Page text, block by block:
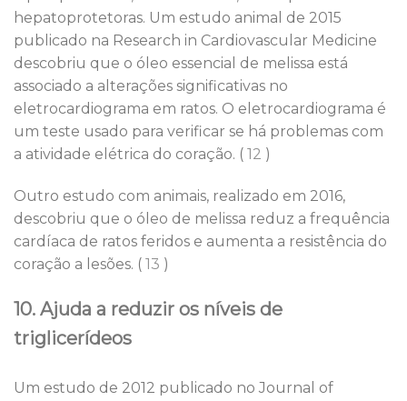
hepatoprotetoras. Um estudo animal de 2015
publicado na Research in Cardiovascular Medicine
descobriu que o óleo essencial de melissa está
associado a alterações significativas no
eletrocardiograma em ratos. O eletrocardiograma é
um teste usado para verificar se há problemas com
a atividade elétrica do coração. ( 12 )
Outro estudo com animais, realizado em 2016,
descobriu que o óleo de melissa reduz a frequência
cardíaca de ratos feridos e aumenta a resistência do
coração a lesões. ( 13 )
10. Ajuda a reduzir os níveis de
triglicerídeos
Um estudo de 2012 publicado no Journal of